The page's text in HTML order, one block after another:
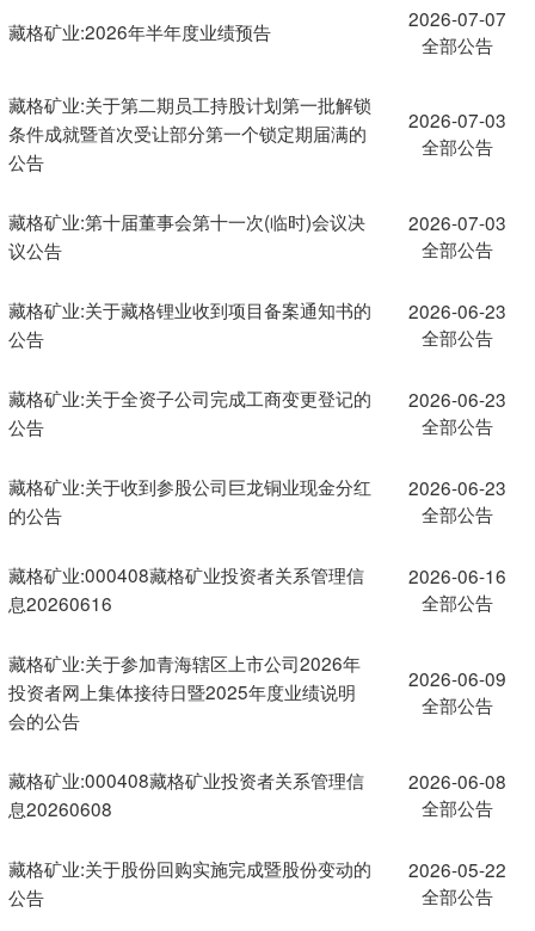
藏格矿业:2026年半年度业绩预告
2026-07-07
全部公告
藏格矿业:关于第二期员工持股计划第一批解锁
条件成就暨首次受让部分第一个锁定期届满的
公告
2026-07-03
全部公告
藏格矿业:第十届董事会第十一次(临时)会议决
议公告
2026-07-03
全部公告
藏格矿业:关于藏格锂业收到项目备案通知书的
公告
2026-06-23
全部公告
藏格矿业:关于全资子公司完成工商变更登记的
公告
2026-06-23
全部公告
藏格矿业:关于收到参股公司巨龙铜业现金分红
的公告
2026-06-23
全部公告
藏格矿业:000408藏格矿业投资者关系管理信
息20260616
2026-06-16
全部公告
藏格矿业:关于参加青海辖区上市公司2026年
投资者网上集体接待日暨2025年度业绩说明
会的公告
2026-06-09
全部公告
藏格矿业:000408藏格矿业投资者关系管理信
息20260608
2026-06-08
全部公告
藏格矿业:关于股份回购实施完成暨股份变动的
公告
2026-05-22
全部公告